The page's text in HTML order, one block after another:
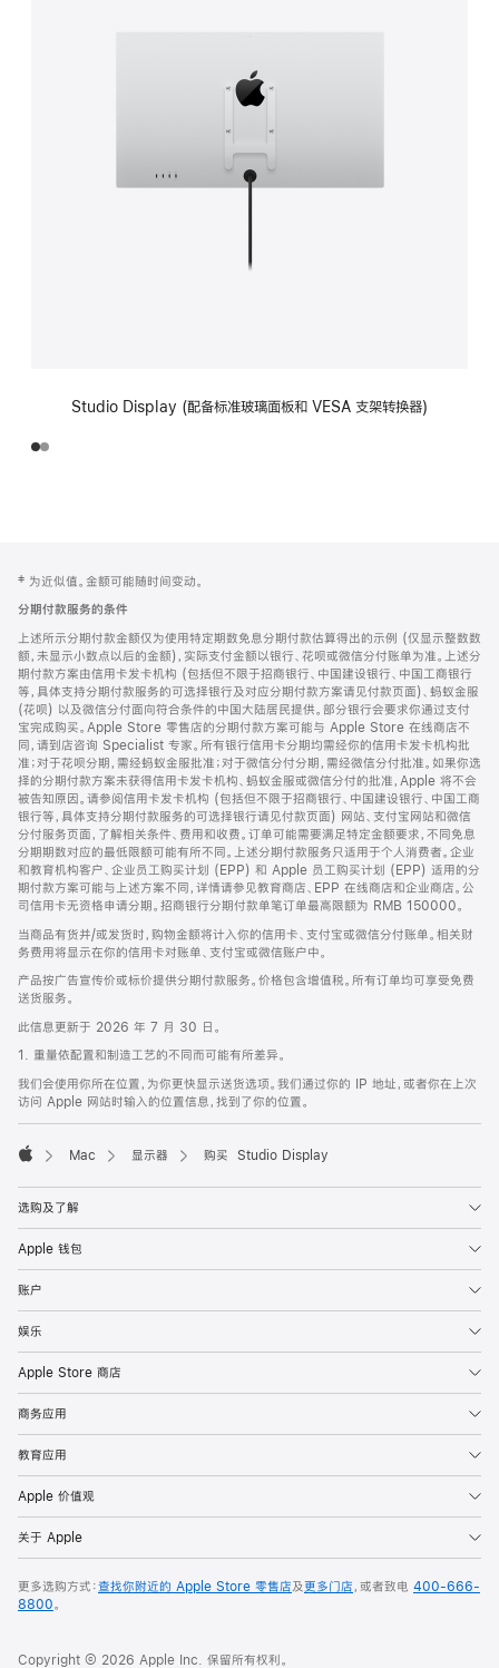
Studio Display (配备标准玻璃面板和 VESA 支架转换器)
页
页
脚
注
‡ 为近似值。金额可能随时间变动。
分期付款服务的条件
上述所示分期付款金额仅为使用特定期数免息分期付款估算得出的示例 (仅显示整数数
额，未显示小数点以后的金额)，实际支付金额以银行、花呗或微信分付账单为准。上述分
期付款方案由信用卡发卡机构 (包括但不限于招商银行、中国建设银行、中国工商银行
等，具体支持分期付款服务的可选择银行及对应分期付款方案请见付款页面)、蚂蚁金服
(花呗) 以及微信分付面向符合条件的中国大陆居民提供。部分银行会要求你通过支付
宝完成购买。Apple Store 零售店的分期付款方案可能与 Apple Store 在线商店不
同，请到店咨询 Specialist 专家。所有银行信用卡分期均需经你的信用卡发卡机构批
准；对于花呗分期，需经蚂蚁金服批准；对于微信分付分期，需经微信分付批准。如果你选
择的分期付款方案未获得信用卡发卡机构、蚂蚁金服或微信分付的批准，Apple 将不会
被告知原因。请参阅信用卡发卡机构 (包括但不限于招商银行、中国建设银行、中国工商
银行等，具体支持分期付款服务的可选择银行请见付款页面) 网站、支付宝网站和微信
分付服务页面，了解相关条件、费用和收费。订单可能需要满足特定金额要求，不同免息
分期期数对应的最低限额可能有所不同。上述分期付款服务只适用于个人消费者。企业
和教育机构客户、企业员工购买计划 (EPP) 和 Apple 员工购买计划 (EPP) 适用的分
期付款方案可能与上述方案不同，详情请参见教育商店、EPP 在线商店和企业商店。公
司信用卡无资格申请分期。招商银行分期付款单笔订单最高限额为 RMB 150000。
当商品有货并/或发货时，购物金额将计入你的信用卡、支付宝或微信分付账单。相关财
务费用将显示在你的信用卡对账单、支付宝或微信账户中。
产品按广告宣传价或标价提供分期付款服务。价格包含增值税。所有订单均可享受免费
送货服务。
此信息更新于 2026 年 7 月 30 日。
1. 重量依配置和制造工艺的不同而可能有所差异。
我们会使用你所在位置，为你更快显示送货选项。我们通过你的 IP 地址，或者你在上次
访问 Apple 网站时输入的位置信息，找到了你的位置。
Mac 显示器 购买 Studio Display
选购及了解
Apple 钱包
账户
娱乐
Apple Store 商店
商务应用
教育应用
Apple 价值观
关于 Apple
更多选购方式：查找你附近的 Apple Store 零售店及更多门店，或者致电 400-666-
8800。
Copyright © 2026 Apple Inc. 保留所有权利。